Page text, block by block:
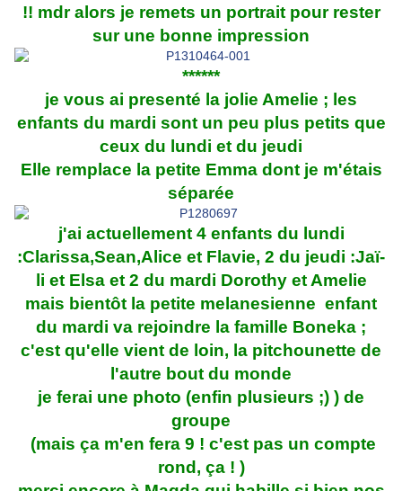
!! mdr alors je remets un portrait pour rester
sur une bonne impression
******
je vous ai presenté la jolie Amelie ; les
enfants du mardi sont un peu plus petits que
ceux du lundi et du jeudi
Elle remplace la petite Emma dont je m'étais
séparée
j'ai actuellement 4 enfants du lundi
:Clarissa,Sean,Alice et Flavie, 2 du jeudi :Jaï-
li et Elsa et 2 du mardi Dorothy et Amelie
mais bientôt la petite melanesienne enfant
du mardi va rejoindre la famille Boneka ;
c'est qu'elle vient de loin, la pitchounette de
l'autre bout du monde
je ferai une photo (enfin plusieurs ;) ) de
groupe
(mais ça m'en fera 9 ! c'est pas un compte
rond, ça ! )